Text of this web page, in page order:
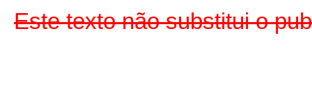
Este texto não substitui o